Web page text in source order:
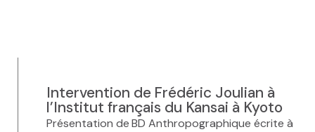
Intervention de Frédéric Joulian à
l’Institut français du Kansai à Kyoto
Présentation de BD Anthropographique écrite à